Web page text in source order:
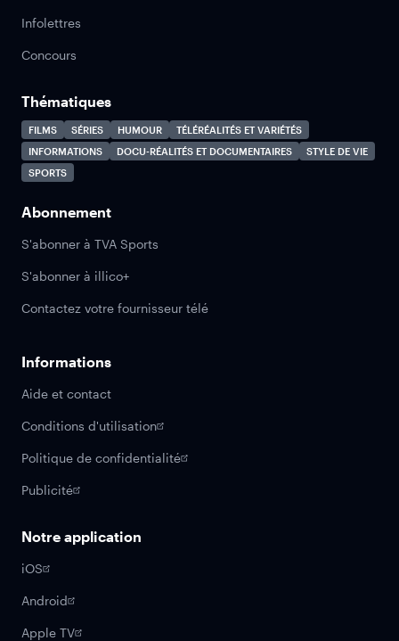
Infolettres
Concours
Thématiques
FILMS SÉRIES HUMOUR
TÉLÉRÉALITÉS ET VARIÉTÉS
INFORMATIONS
DOCU-RÉALITÉS ET DOCUMENTAIRES
STYLE DE VIE
SPORTS
Abonnement
S'abonner à TVA Sports
S'abonner à illico+
Contactez votre fournisseur télé
Informations
Aide et contact
Conditions d'utilisation
Politique de confidentialité
Publicité
Notre application
iOS
Android
Apple TV